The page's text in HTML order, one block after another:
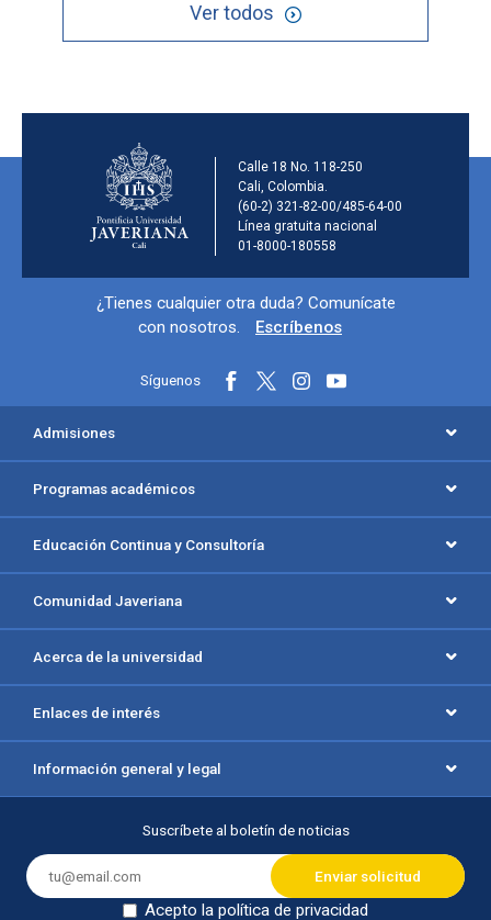
Ver todos
Información de la
Calle 18 No. 118-250
Cali, Colombia.
(60-2) 321-82-00/485-64-00
Línea gratuita nacional
01-8000-180558
Información y redes sociales
¿Tienes cualquier otra duda? Comunícate
con nosotros.
Escríbenos
Síguenos
Menú principal del footer
Admisiones
Programas académicos
Educación Continua y Consultoría
Comunidad Javeriana
Acerca de la universidad
Enlaces de interés
Información general y legal
Suscríbete al boletín de noticias
Acepto la política de privacidad